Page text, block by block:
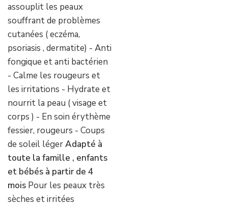
assouplit les peaux
souffrant de problèmes
cutanées ( eczéma,
psoriasis , dermatite) - Anti
fongique et anti bactérien
- Calme les rougeurs et
les irritations - Hydrate et
nourrit la peau ( visage et
corps ) - En soin érythème
fessier, rougeurs - Coups
de soleil légerAdapté à
toute la famille , enfants
et bébés à partir de 4
mois Pour les peaux très
sèches et irritées